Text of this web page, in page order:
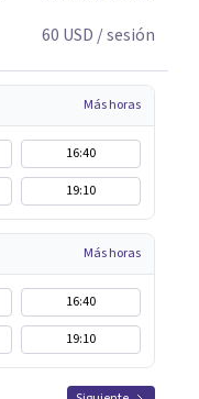
60 USD / sesión
Más horas
16:40
19:10
Más horas
16:40
19:10